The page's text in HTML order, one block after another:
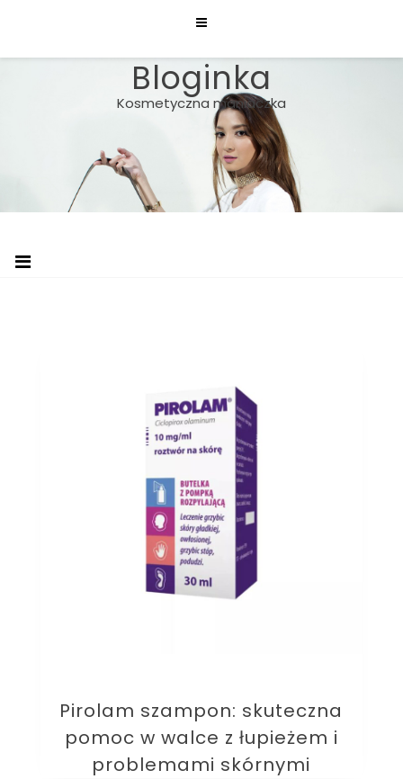
content
Bloginka
Kosmetyczna maniaczka
Pirolam szampon: skuteczna
pomoc w walce z łupieżem i
problemami skórnymi